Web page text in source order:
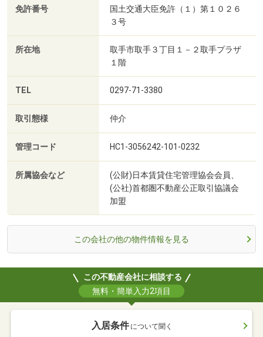
免許番号
国土交通大臣免許（１）第１０２６
３号
所在地
取手市取手３丁目１－２取手プラザ
１階
TEL 0297-71-3380
取引態様 仲介
管理コード HC1-3056242-101-0232
所属協会など
(公財)日本賃貸住宅管理協会会員、
(公社)首都圏不動産公正取引協議会
加盟
この会社の他の物件情報を見る
この不動産会社に相談する
無料・簡単入力2項目
入居条件 について聞く